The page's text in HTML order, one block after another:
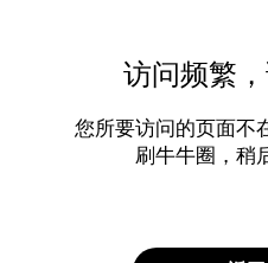
访问频繁
您所要访问的页面不
刷牛牛圈，稍